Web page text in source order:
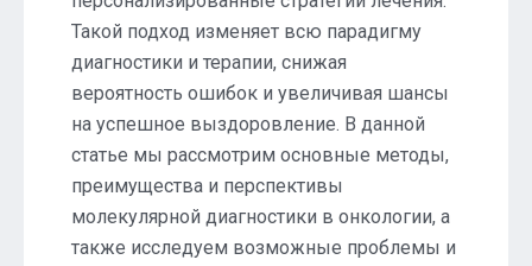
Такой подход изменяет всю парадигму
диагностики и терапии, снижая
вероятность ошибок и увеличивая шансы
на успешное выздоровление. В данной
статье мы рассмотрим основные методы,
преимущества и перспективы
молекулярной диагностики в онкологии, а
также исследуем возможные проблемы и